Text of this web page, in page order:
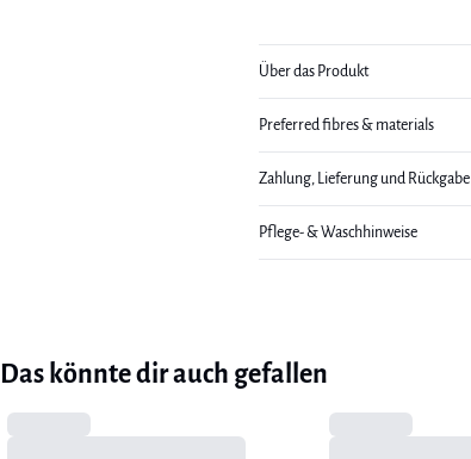
Über das Produkt
Preferred fibres & materials
Zahlung, Lieferung und Rückgabe
Pflege- & Waschhinweise
Das könnte dir auch gefallen